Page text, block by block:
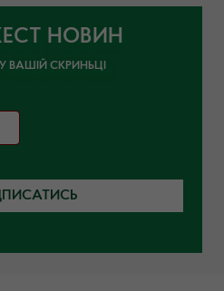
НОВИН
ВАШІЙ СКРИНЬЦІ